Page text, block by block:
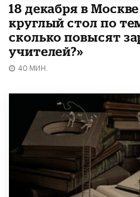
18 декабря в
круглый стол по
сколько повысят
учителей?»
40 МИН.